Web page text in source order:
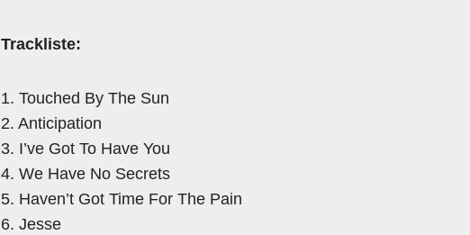
Trackliste:
1. Touched By The Sun
2. Anticipation
3. I’ve Got To Have You
4. We Have No Secrets
5. Haven’t Got Time For The Pain
6. Jesse